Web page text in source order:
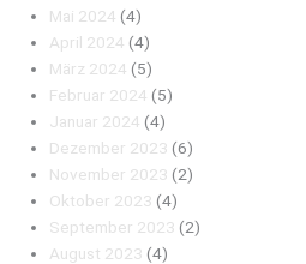
Mai 2024 (4)
April 2024 (4)
März 2024 (5)
Februar 2024 (5)
Januar 2024 (4)
Dezember 2023 (6)
November 2023 (2)
Oktober 2023 (4)
September 2023 (2)
August 2023 (4)